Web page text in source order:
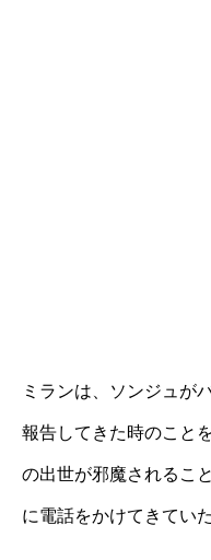
ミランは、ソンジュが
報告してきた時のこと
の出世が邪魔されるこ
に電話をかけてきていた